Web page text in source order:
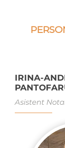
IRINA-
Asistent